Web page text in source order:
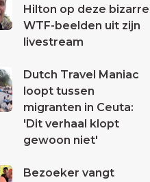
Hilton op deze bizarre
WTF-beelden uit zijn
livestream
Dutch Travel Maniac
loopt tussen
migranten in Ceuta:
'Dit verhaal klopt
gewoon niet'
Bezoeker vangt